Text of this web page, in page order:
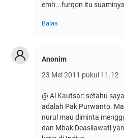
emh...furqon itu
Balas
Anonim
23 Mei 2011 pukul 11.12
@ Al Kautsar: setahu
adalah Pak Purwanto.
nurul mau diminta
dan Mbak Deasilawati